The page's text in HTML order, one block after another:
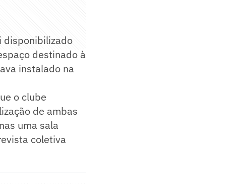
disponibilizado
destinado à
instalado na
o clube
de ambas
uma sala
coletiva